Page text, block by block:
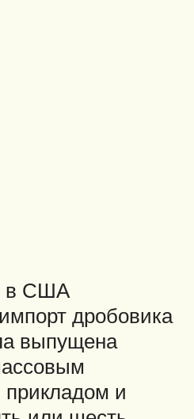
в США
дробовика
выпущена
и